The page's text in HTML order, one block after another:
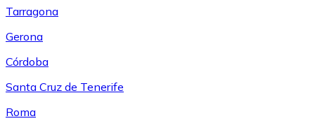
Tarragona
Gerona
Córdoba
Santa Cruz de Tenerife
Roma